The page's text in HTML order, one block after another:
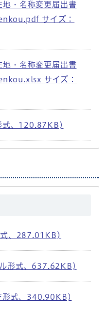
地・名称変更届出書
サイズ：
地・名称変更届出書
サイズ：
式、120.87KB)
、287.01KB)
形式、637.62KB)
形式、340.90KB)